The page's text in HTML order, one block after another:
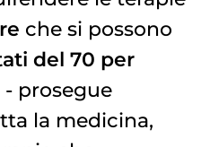
che si possono
del 70 per
prosegue
la medicina,